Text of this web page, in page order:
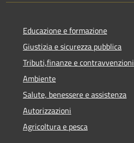
Educazione e formazione
Giustizia e sicurezza pubblica
Tributi,finanze e contravvenzioni
Ambiente
Salute, benessere e assistenza
Autorizzazioni
Agricoltura e pesca